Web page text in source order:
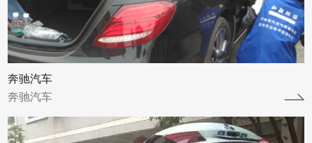
奔驰汽车
奔驰汽车
查看详情